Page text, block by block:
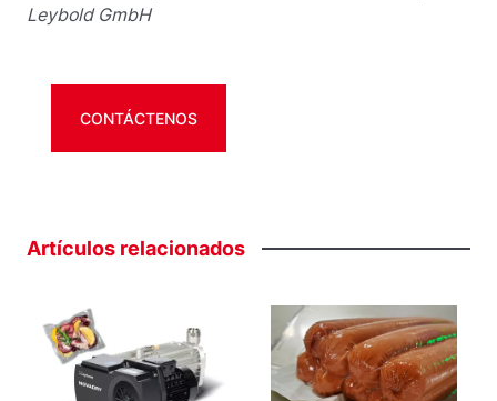
Leybold GmbH
CONTÁCTENOS
Artículos relacionados